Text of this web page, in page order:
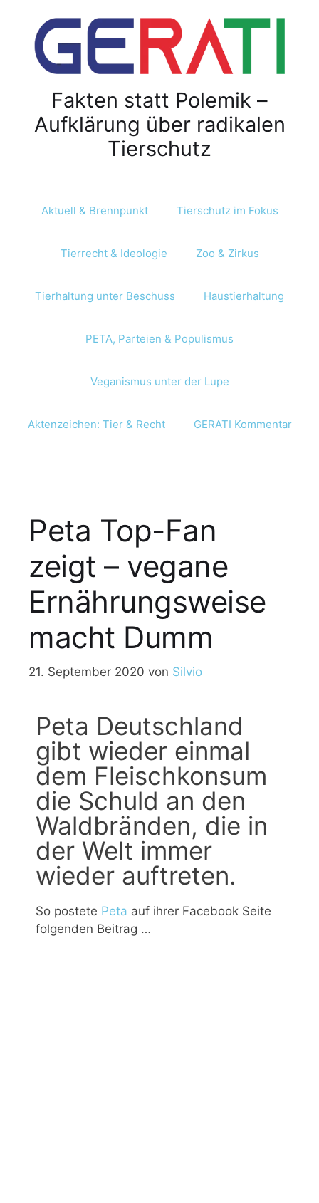
Fakten statt Polemik –
Aufklärung über radikalen
Tierschutz
Aktuell & Brennpunkt Tierschutz im Fokus
Tierrecht & Ideologie Zoo & Zirkus
Tierhaltung unter Beschuss Haustierhaltung
PETA, Parteien & Populismus
Veganismus unter der Lupe
Aktenzeichen: Tier & Recht GERATI Kommentar
Peta Top-Fan
zeigt – vegane
Ernährungsweise
macht Dumm
21. September 2020 von Silvio
Peta Deutschland
gibt wieder einmal
dem Fleischkonsum
die Schuld an den
Waldbränden, die in
der Welt immer
wieder auftreten.
So postete Peta auf ihrer Facebook Seite
folgenden Beitrag …